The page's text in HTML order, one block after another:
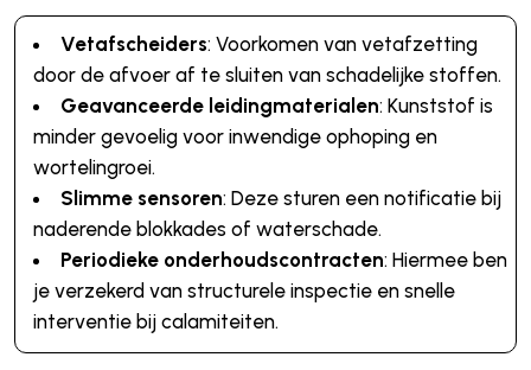
Vetafscheiders: Voorkomen van vetafzetting
door de afvoer af te sluiten van schadelijke stoffen.
Geavanceerde leidingmaterialen: Kunststof is
minder gevoelig voor inwendige ophoping en
wortelingroei.
Slimme sensoren: Deze sturen een notificatie bij
naderende blokkades of waterschade.
Periodieke onderhoudscontracten: Hiermee ben
je verzekerd van structurele inspectie en snelle
interventie bij calamiteiten.